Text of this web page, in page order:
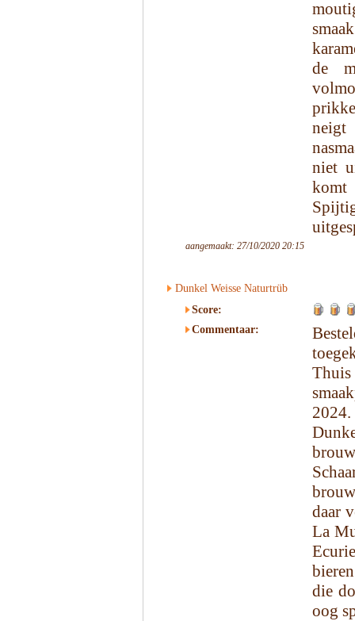
de
neigt
niet
komt
aangemaakt: 27/10/2020 20:15
Dunkel Weisse Naturtrüb
Score:
Commentaar:
2024.
daar
La
die
oog